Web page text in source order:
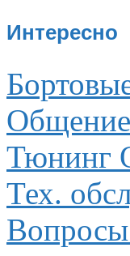
Интересно
Общение
Тюнинг
Тех.
Вопросы